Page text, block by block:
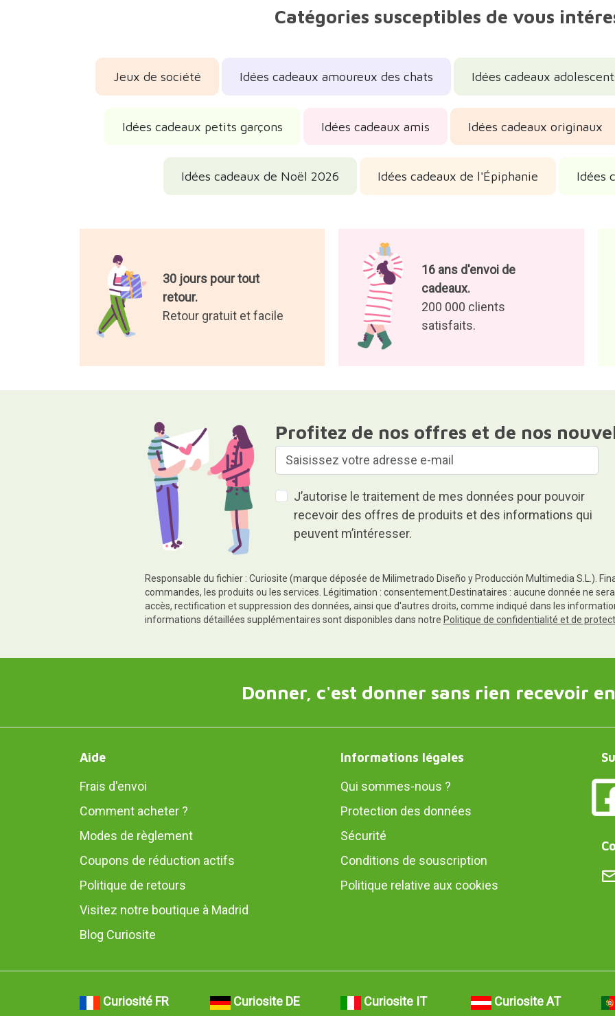
Catégories susceptibles de vous
Jeux de société Idées cadeaux amoureux des chats Idées cadeaux
Idées cadeaux petits garçons Idées cadeaux amis Idées cadeaux originaux
Idées cadeaux de Noël 2026 Idées cadeaux de l'Épiphanie Idées
30 jours pour tout
retour.
Retour gratuit et facile
16 ans d'envoi de
cadeaux.
200 000 clients
satisfaits.
Profitez de nos offres et de nos
J’autorise le traitement de mes données pour pouvoir
recevoir des offres de produits et des informations qui
peuvent m’intéresser.
Responsable du fichier : Curiosite (marque déposée de Milimetrado Diseño y Producción Multimedia S.L.).
commandes, les produits ou les services. Légitimation : consentement.Destinataires : aucune donnée ne
accès, rectification et suppression des données, ainsi que d'autres droits, comme indiqué dans les
informations détaillées supplémentaires sont disponibles dans notre Politique de confidentialité et de
Donner, c'est donner sans rien recevoir
Aide
Frais d'envoi
Comment acheter ?
Modes de règlement
Coupons de réduction actifs
Politique de retours
Visitez notre boutique à Madrid
Blog Curiosite
Informations légales
Qui sommes-nous ?
Protection des données
Sécurité
Conditions de souscription
Politique relative aux cookies
Curiosité FR Curiosite DE Curiosite IT Curiosite AT